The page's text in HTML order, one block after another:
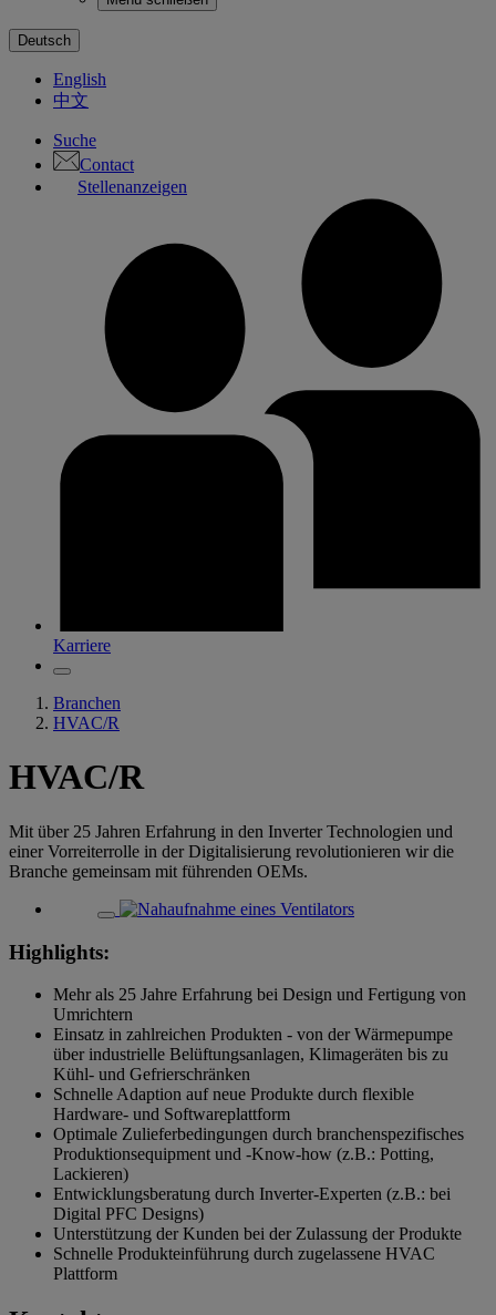
Deutsch
English
中文
Suche
Contact
Stellenanzeigen
Karriere
Branchen
HVAC/R
HVAC/R
Mit über 25 Jahren Erfahrung in den Inverter Technologien und
einer Vorreiterrolle in der Digitalisierung revolutionieren wir die
Branche gemeinsam mit führenden OEMs.
Highlights:
Mehr als 25 Jahre Erfahrung bei Design und Fertigung von
Umrichtern
Einsatz in zahlreichen Produkten - von der Wärmepumpe
über industrielle Belüftungsanlagen, Klimageräten bis zu
Kühl- und Gefrierschränken
Schnelle Adaption auf neue Produkte durch flexible
Hardware- und Softwareplattform
Optimale Zulieferbedingungen durch branchenspezifisches
Produktionsequipment und -Know-how (z.B.: Potting,
Lackieren)
Entwicklungsberatung durch Inverter-Experten (z.B.: bei
Digital PFC Designs)
Unterstützung der Kunden bei der Zulassung der Produkte
Schnelle Produkteinführung durch zugelassene HVAC
Plattform